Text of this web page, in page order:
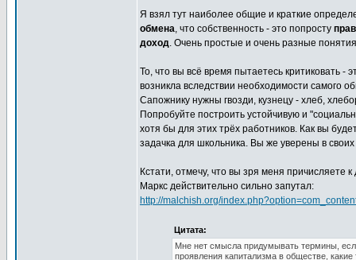
Я взял тут наиболее общие и краткие
обмена, что собственность - это попросту
доход. Очень простые и очень разные
То, что вы всё время пытаетесь критиковать
возникла вследствии необходимости самого
Сапожнику нужны гвозди, кузнецу - хлеб,
Попробуйте построить устойчивую и
хотя бы для этих трёх работников. Как вы
задачка для школьника. Вы же уверены в
Кстати, отмечу, что вы зря меня
Маркс действительно сильно запутал:
http://malchish.org/
Цитата:
Мне нет смысла придумывать термины,
проявления капитализма в обществе,